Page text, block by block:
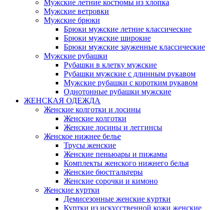
Мужские летние костюмы из хлопка
Мужские ветровки
Мужские брюки
Брюки мужские летние классические
Брюки мужские широкие
Брюки мужские зауженные классические
Мужские рубашки
Рубашки в клетку мужские
Рубашки мужские с длинным рукавом
Мужские рубашки с коротким рукавом
Однотонные рубашки мужские
ЖЕНСКАЯ ОДЕЖДА
Женские колготки и лосины
Женские колготки
Женские лосины и леггинсы
Женское нижнее белье
Трусы женские
Женские пеньюары и пижамы
Комплекты женского нижнего белья
Женские бюстгальтеры
Женские сорочки и кимоно
Женские куртки
Демисезонные женские куртки
Куртки из искусственной кожи женские